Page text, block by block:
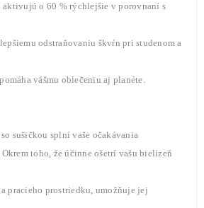
o 60 % rýchlejšie v porovnaní s
odstraňovaniu škvŕn pri studenom a
vášmu oblečeniu aj planéte.
sušičkou splní vaše očakávania
toho, že účinne ošetrí vašu bielizeň
pracieho prostriedku, umožňuje jej